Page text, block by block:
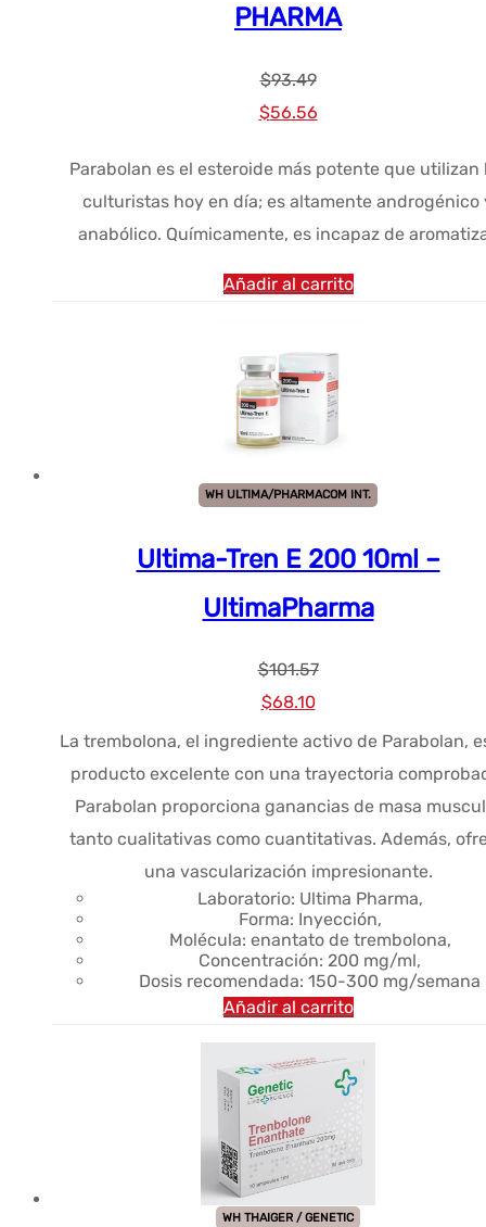
PHARMA
$93.49
El
original
era:
$93.49.
$56.56El
actual
es:
$56.56.
Parabolan es el esteroide más potente que utilizan
culturistas hoy en día; es altamente androgénico
anabólico. Químicamente, es incapaz de
Añadir al carrito
WH ULTIMA/PHARMACOM INT.
Ultima-Tren E 200 10ml –
UltimaPharma
$101.57
El
precio
original
era:
$101.57.
$68.10El
precio
actual
es:
$68.10.
La trembolona, el ingrediente activo de Parabolan,
producto excelente con una trayectoria
Parabolan proporciona ganancias de masa
tanto cualitativas como cuantitativas. Además,
una vascularización impresionante.
Laboratorio: Ultima Pharma,
Forma: Inyección,
Molécula: enantato de trembolona,
Concentración: 200 mg/ml,
Dosis recomendada: 150-300 mg/semana
Añadir al carrito
WH THAIGER / GENETIC